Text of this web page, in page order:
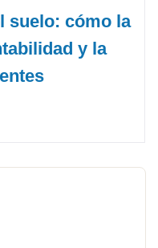
suelo: cómo la
y la